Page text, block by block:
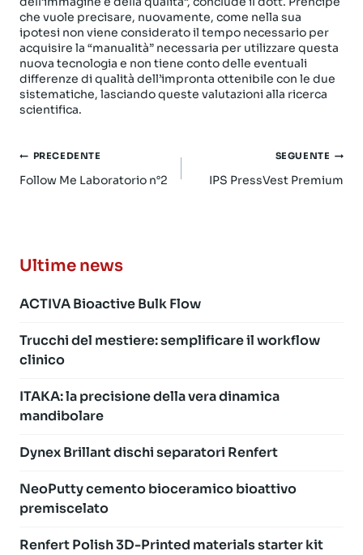
che vuole precisare, nuovamente, come nella sua
ipotesi non viene considerato il tempo necessario per
acquisire la “manualità” necessaria per utilizzare questa
nuova tecnologia e non tiene conto delle eventuali
differenze di qualità dell’impronta ottenibile con le due
sistematiche, lasciando queste valutazioni alla ricerca
scientifica.
Navigazione
articoli
PRECEDENTE
Follow Me Laboratorio n°2
SEGUENTE
IPS PressVest Premium
Ultime news
ACTIVA Bioactive Bulk Flow
Trucchi del mestiere: semplificare il workflow
clinico
ITAKA: la precisione della vera dinamica
mandibolare
Dynex Brillant dischi separatori Renfert
NeoPutty cemento bioceramico bioattivo
premiscelato
Renfert Polish 3D-Printed materials starter kit